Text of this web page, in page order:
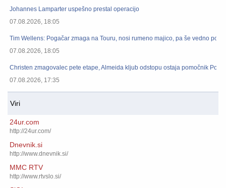
Johannes Lamparter uspešno prestal operacijo
07.08.2026, 18:05
Tim Wellens: Pogačar zmaga na Touru, nosi rumeno majico, pa še vedno
07.08.2026, 18:05
Christen zmagovalec pete etape, Almeida kljub odstopu ostaja pomočnik
07.08.2026, 17:35
Viri
24ur.com
http://24ur.com/
Dnevnik.si
http://www.dnevnik.si/
MMC RTV
http://www.rtvslo.si/